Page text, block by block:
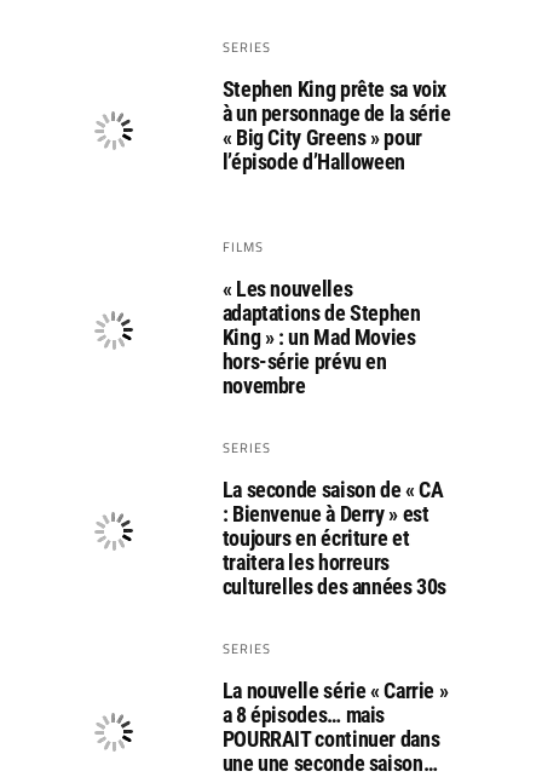
SERIES
Stephen King prête sa voix
à un personnage de la série
« Big City Greens » pour
l’épisode d’Halloween
FILMS
« Les nouvelles
adaptations de Stephen
King » : un Mad Movies
hors-série prévu en
novembre
SERIES
La seconde saison de « CA
: Bienvenue à Derry » est
toujours en écriture et
traitera les horreurs
culturelles des années 30s
SERIES
La nouvelle série « Carrie »
a 8 épisodes… mais
POURRAIT continuer dans
une une seconde saison…